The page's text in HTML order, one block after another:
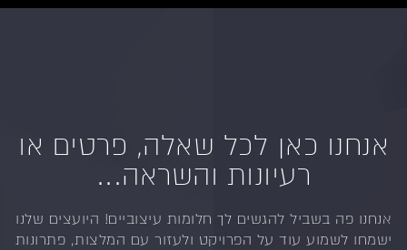
אנחנו כאן לכל שאלה, פרטים או
רעיונות והשראה...
אנחנו פה בשביל להגשים לך חלומות עיצוביים! היועצים שלנו
ישמחו לשמוע עוד על הפרויקט ולעזור עם המלצות, פתרונות